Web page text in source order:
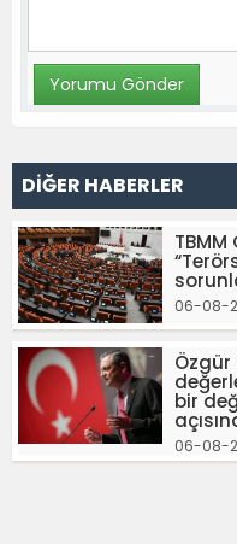
DİĞER HABERLER
06-08-
Özgür
bir
06-08-